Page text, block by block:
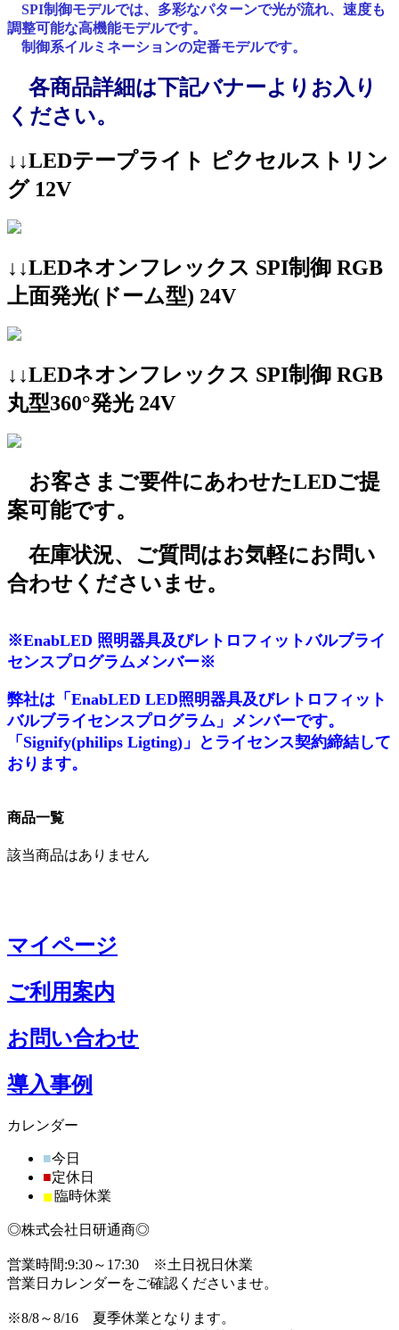
SPI制御モデルでは、多彩なパターンで光が流れ、速度も
調整可能な高機能モデルです。
制御系イルミネーションの定番モデルです。
各商品詳細は下記バナーよりお入り
ください。
↓↓LEDテープライト ピクセルストリン
グ 12V
↓↓LEDネオンフレックス SPI制御 RGB
上面発光(ドーム型) 24V
↓↓LEDネオンフレックス SPI制御 RGB
丸型360°発光 24V
お客さまご要件にあわせたLEDご提
案可能です。
在庫状況、ご質問はお気軽にお問い
合わせくださいませ。
※EnabLED 照明器具及びレトロフィットバルブライ
センスプログラムメンバー※
弊社は「EnabLED LED照明器具及びレトロフィット
バルブライセンスプログラム」メンバーです。
「Signify(philips Ligting)」とライセンス契約締結して
おります。
商品一覧
該当商品はありません
マイページ
ご利用案内
お問い合わせ
導入事例
カレンダー
■今日
■定休日
■臨時休業
◎株式会社日研通商◎
営業時間:9:30～17:30 ※土日祝日休業
営業日カレンダーをご確認くださいませ。
※8/8～8/16 夏季休業となります。